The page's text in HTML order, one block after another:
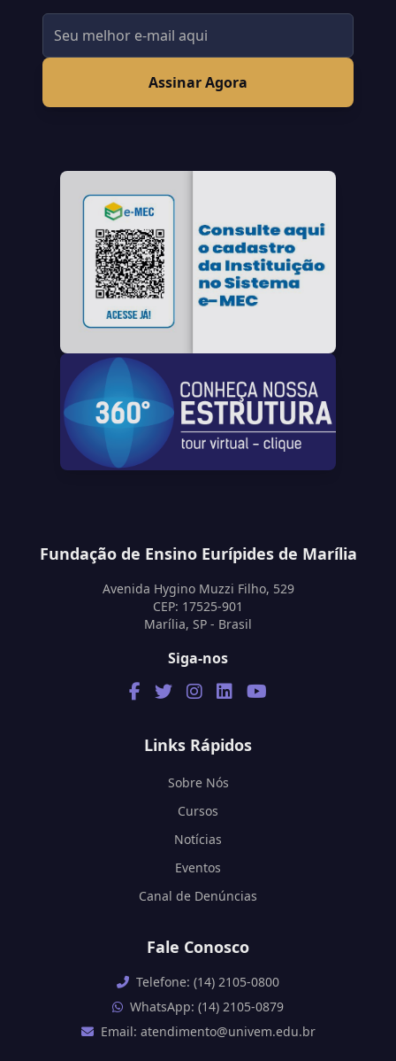
Assinar Agora
Fundação de Ensino Eurípides de Marília
Avenida Hygino Muzzi Filho, 529
CEP: 17525-901
Marília, SP - Brasil
Siga-nos
Links Rápidos
Sobre Nós
Cursos
Notícias
Eventos
Canal de Denúncias
Fale Conosco
Telefone: (14) 2105-0800
WhatsApp: (14) 2105-0879
Email: atendimento@univem.edu.br